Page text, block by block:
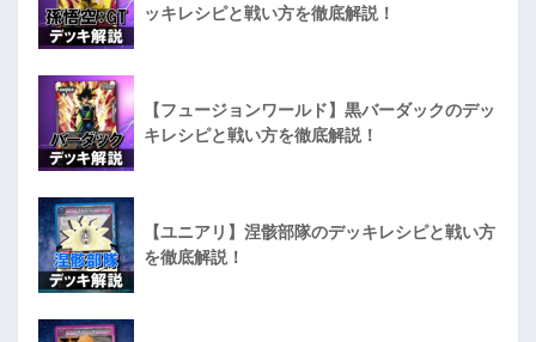
ッキレシピと戦い方を徹底解説！
【フュージョンワールド】黒バーダックのデッ
キレシピと戦い方を徹底解説！
【ユニアリ】涅骸部隊のデッキレシピと戦い方
を徹底解説！